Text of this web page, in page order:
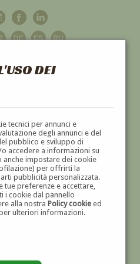
DEI
tecnici per annunci e
degli annunci e del
pubblico e sviluppo di
accedere a informazioni su
impostare dei cookie
per offrirti la
pubblicità personalizzata.
tue preferenze e accettare,
i cookie dal pannello
alla nostra Policy cookieed
ulteriori informazioni.
D'ARTE
'800 E '900